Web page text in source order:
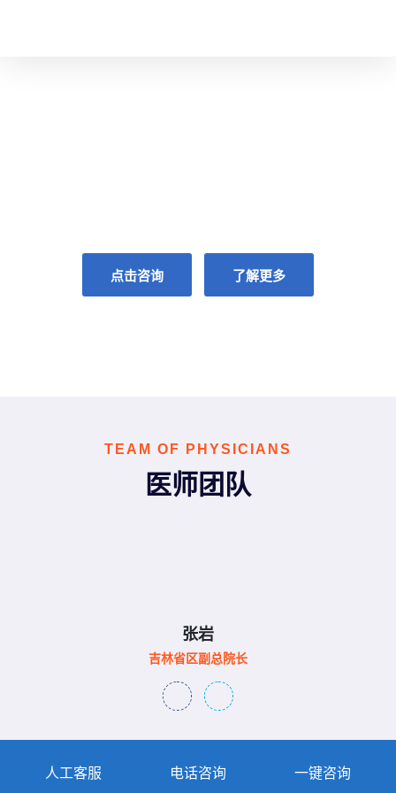
点击咨询 了解更多
TEAM OF PHYSICIANS
医师团队
张岩
吉林省区副总院长
人工客服 电话咨询 一键咨询